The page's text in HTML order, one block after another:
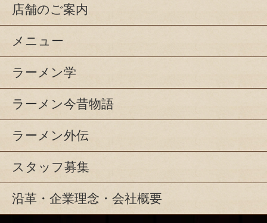
店舗のご案内
メニュー
ラーメン学
ラーメン今昔物語
ラーメン外伝
スタッフ募集
沿革・企業理念・会社概要